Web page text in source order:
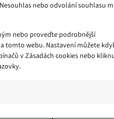
nebo odvolání souhlasu
nebo proveďte podrobnější
tomto webu. Nastavení můžete
v Zásadách cookies nebo
Porozumění publiku
stávajícím kolem, na
dnes se při nákupu
jak se celé kolo bude pod